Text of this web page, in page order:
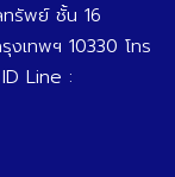
ทรัพย์ ชั้น 16
งเทพฯ 10330 โทร
Line :